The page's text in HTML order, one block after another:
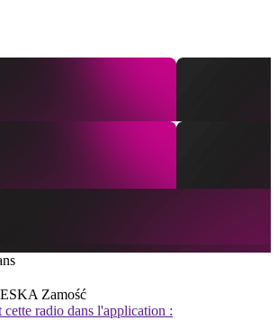
ESKA Zamość
cette radio dans l'application :